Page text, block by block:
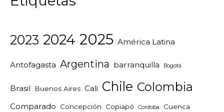
2023 2024 2025 América Latina
Antofagasta Argentina barranquilla Bogotá
Brasil Buenos Aires Cali Chile Colombia
Comparado Concepción Copiapó Cordoba Cuenca